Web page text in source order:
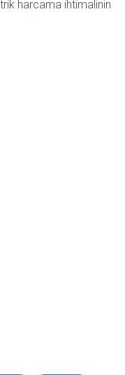
harcama ihtimalinin